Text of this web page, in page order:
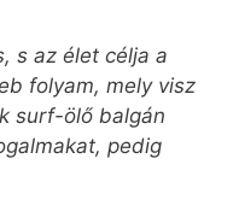
s az élet célja a
folyam, mely visz
surf-ölő balgán
pedig